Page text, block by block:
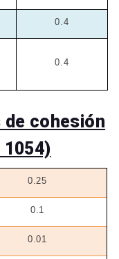
0.4
0.4
cohesión
1054)
0.25
0.1
0.01